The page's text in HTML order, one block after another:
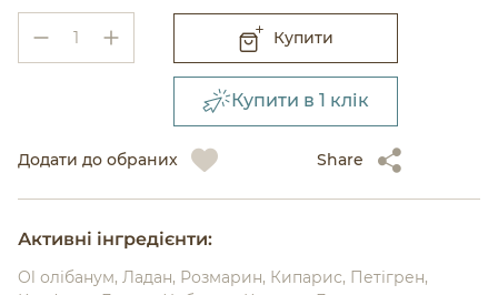
Купити
Купити в 1 клік
Додати до обраних Share
Активні інгредієнти:
Ol олібанум, Ладан, Розмарин, Кипарис, Петігрен,